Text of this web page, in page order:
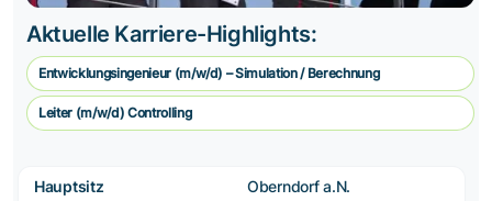
Aktuelle Karriere-Highlights:
Entwicklungsingenieur (m/w/d) – Simulation / Berechnung
Leiter (m/w/d) Controlling
Hauptsitz Oberndorf a.N.